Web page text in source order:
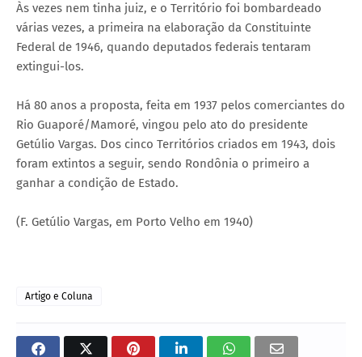
Às vezes nem tinha juiz, e o Território foi bombardeado
várias vezes, a primeira na elaboração da Constituinte
Federal de 1946, quando deputados federais tentaram
extingui-los.
Há 80 anos a proposta, feita em 1937 pelos comerciantes do
Rio Guaporé/Mamoré, vingou pelo ato do presidente
Getúlio Vargas. Dos cinco Territórios criados em 1943, dois
foram extintos a seguir, sendo Rondônia o primeiro a
ganhar a condição de Estado.
(F. Getúlio Vargas, em Porto Velho em 1940)
Artigo e Coluna